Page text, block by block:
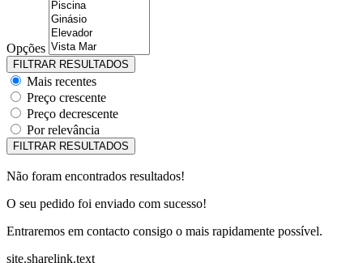
Opções
Mais recentes
Preço crescente
Preço decrescente
Por relevância
Não foram encontrados resultados!
O seu pedido foi enviado com sucesso!
Entraremos em contacto consigo o mais rapidamente possível.
site.sharelink.text